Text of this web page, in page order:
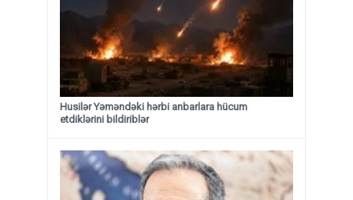
Husilər Yəməndəki hərbi anbarlara hücum
etdiklərini bildiriblər